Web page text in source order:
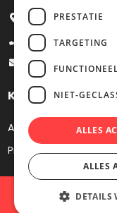
GESLOTEN
2026 (
Bredestraat 4,
+32 9 251 09 27
Klantenservice
Algemene
Privacy
PRESTATIE
TARGETING
NIET-
ALLES
ALLES
DETAILS